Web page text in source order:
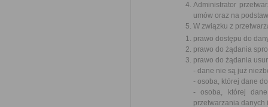
Administrator
umów oraz na
W związku z
prawo dostępu do
prawo do żądania
prawo do żądania
- dane nie są już
- osoba, której dane
- osoba, której
przetwarzania